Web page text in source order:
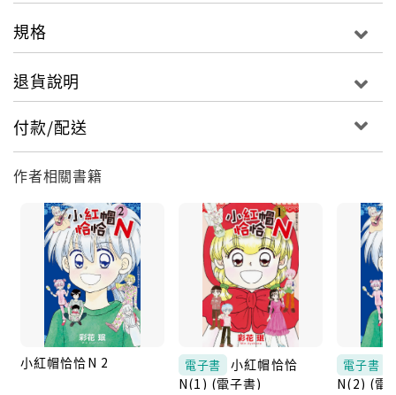
規格
退貨說明
付款/配送
作者相關書籍
小紅帽恰恰N 2 電子書
小紅帽恰恰
N(1) (電子書)
電子書
N(2) (電